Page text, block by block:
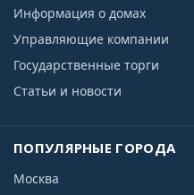
Информация о домах
Управляющие компании
Государственные торги
Статьи и новости
ПОПУЛЯРНЫЕ ГОРОДА
Москва